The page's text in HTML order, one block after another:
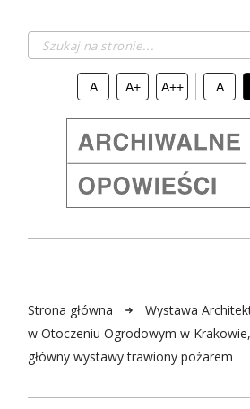
A A+ A++ A
Strona główna
Wystawa
w Otoczeniu Ogrodowym w
główny wystawy trawiony pożarem